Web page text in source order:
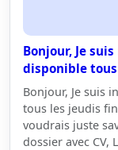
Bonjour, Je
disponible
Bonjour, Je suis
tous les jeudis
voudrais juste
dossier avec CV,